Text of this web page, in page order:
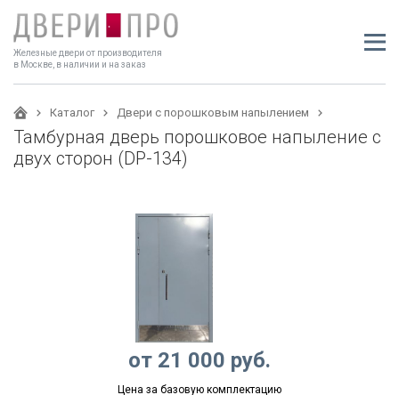
Железные двери от производителя
в Москве, в наличии и на заказ
Каталог Двери с порошковым напылением
Тамбурная дверь порошковое напыление с
двух сторон (DP-134)
от 21 000 руб.
Цена за базовую комплектацию